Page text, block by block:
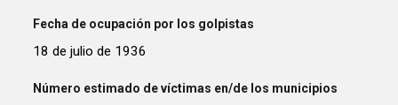
Fecha de ocupación por los golpistas
18 de julio de 1936
Número estimado de víctimas en/de los municipios